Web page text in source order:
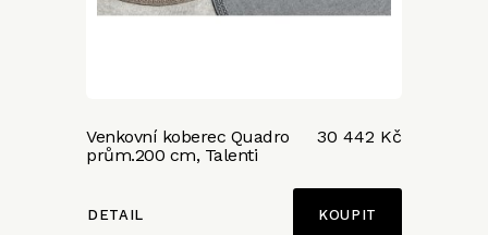
Venkovní koberec Quadro
prům.200 cm, Talenti
30 442 Kč
DETAIL